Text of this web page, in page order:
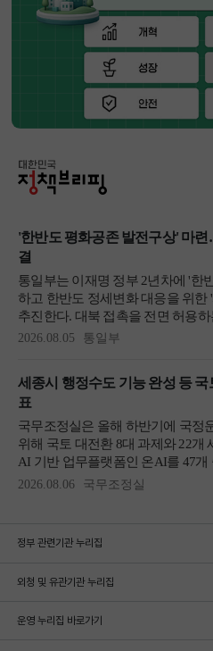
정부 관련기관 누리집
외청 및 유관기관 누리집
운영 누리집 바로가기